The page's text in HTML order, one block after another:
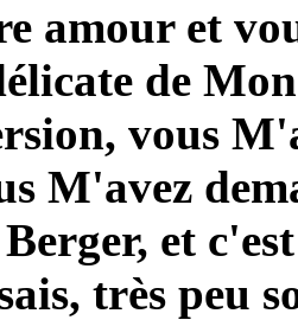
amour et
de
vous
M'avez
et
très peu